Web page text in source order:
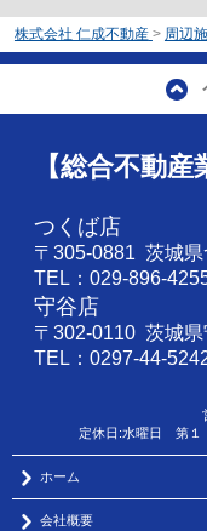
株式会社 仁成不動産 > 周辺
【総合不動
つくば店
〒305-0881 茨城
TEL：029-896-
守谷店
〒302-0110 茨城
TEL：0297-44-
定休日:水曜日 第１
ホーム
会社概要